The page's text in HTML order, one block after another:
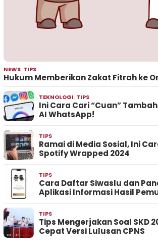
NEWS, TIPS
Hukum Memberikan Zakat Fitrah ke
TEKNOLOGI, TIPS
Ini Cara Cari “Cuan”
AI WhatsApp!
TIPS
Ramai di Media Sosial, Ini
Spotify Wrapped 2024
TIPS
Cara Daftar Siwaslu dan
Aplikasi Informasi Hasil
TIPS
Tips Mengerjakan Soal SKD
Cepat Versi Lulusan CPNS